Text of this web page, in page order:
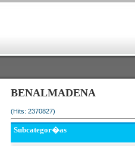
BENALMADENA
(Hits: 2370827)
Subcategor�as